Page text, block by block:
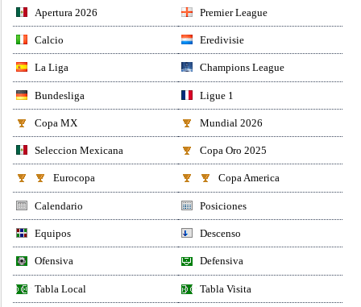
Apertura 2026 Premier League
Calcio Eredivisie
La Liga Champions League
Bundesliga Ligue 1
Copa MX Mundial 2026
Seleccion Mexicana Copa Oro 2025
Eurocopa Copa America
Calendario Posiciones
Equipos Descenso
Ofensiva Defensiva
Tabla Local Tabla Visita